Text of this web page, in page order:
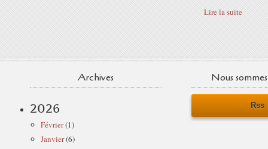
Lire la suite
Archives
2026
Février(1)
Janvier(6)
Nous
Rss